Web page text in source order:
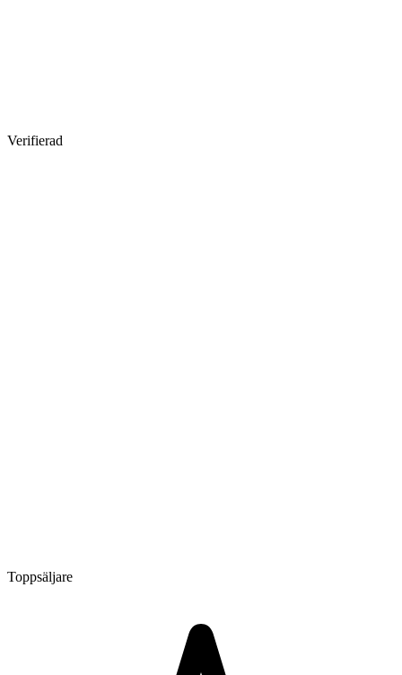
Verifierad
Toppsäljare